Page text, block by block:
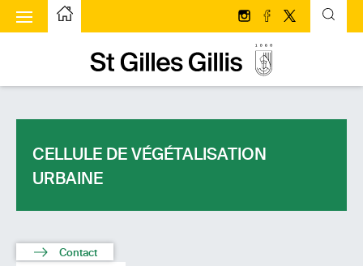
Page d’accueilPage d'accueil Suivez-nous sur
Suivez-nous sur
Suivez-nous
Page d’accueilPage d'accueil
à bascule
CELLULE DE VÉGÉTALISATION
URBAINE
Contact